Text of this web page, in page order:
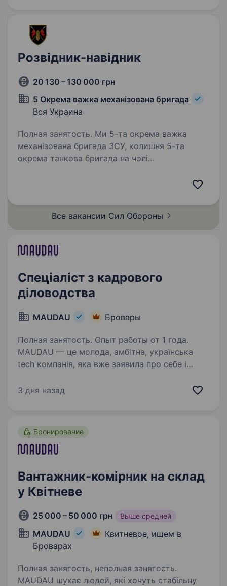
Розвідник-навідник
20 130 – 130 000 грн
5 Окрема важка механізована бригада
Вся Украина
Полная занятость. Ми 5-та окрема важка
механізована бригада ЗСУ, колишня 5-та
окрема танкова бригада на чолі
Все вакансии Сил Обороны
Спеціаліст з кадрового
діловодства
MAUDAU Бровары
Полная занятость. Опыт работы от 1 года.
МAUDAU — це молода, амбітна, українська
tech компанія, яка вже заявила про себе і
на ринку. Ми закохані у свій продукт, який
3 дня назад
Бронирование
Вантажник-комірник на склад
у Квітневе
25 000 – 50 000 грн Выше средней
MAUDAU
Квитневое, ищем в
Броварах
Полная занятость, неполная занятость.
MAUDAU шукає людей, які хочуть стабільну